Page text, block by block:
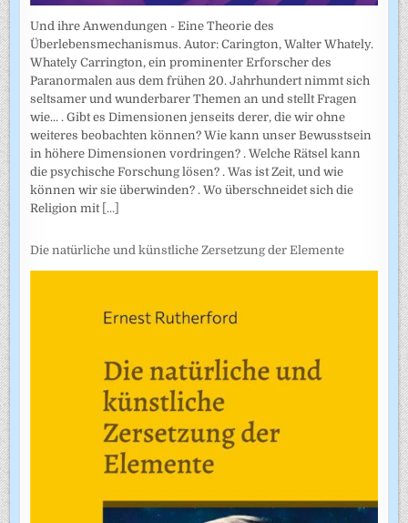
Und ihre Anwendungen - Eine Theorie des
Überlebensmechanismus. Autor: Carington, Walter Whately.
Whately Carrington, ein prominenter Erforscher des
Paranormalen aus dem frühen 20. Jahrhundert nimmt sich
seltsamer und wunderbarer Themen an und stellt Fragen
wie... . Gibt es Dimensionen jenseits derer, die wir ohne
weiteres beobachten können? Wie kann unser Bewusstsein
in höhere Dimensionen vordringen? . Welche Rätsel kann
die psychische Forschung lösen? . Was ist Zeit, und wie
können wir sie überwinden? . Wo überschneidet sich die
Religion mit [...]
Die natürliche und künstliche Zersetzung der Elemente